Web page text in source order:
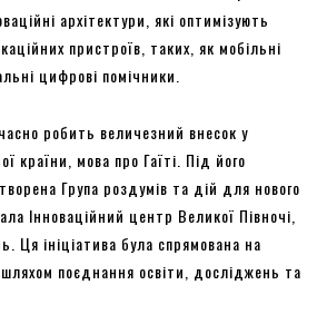
архітектури, які оптимізують
пристроїв, таких, як мобільні
цифрові помічники.
робить величезний внесок у
країни, мова про Гаїті. Під його
Група роздумів та дій для нового
Інноваційний центр Великої Півночі,
Ця ініціатива була спрямована на
поєднання освіти, досліджень та